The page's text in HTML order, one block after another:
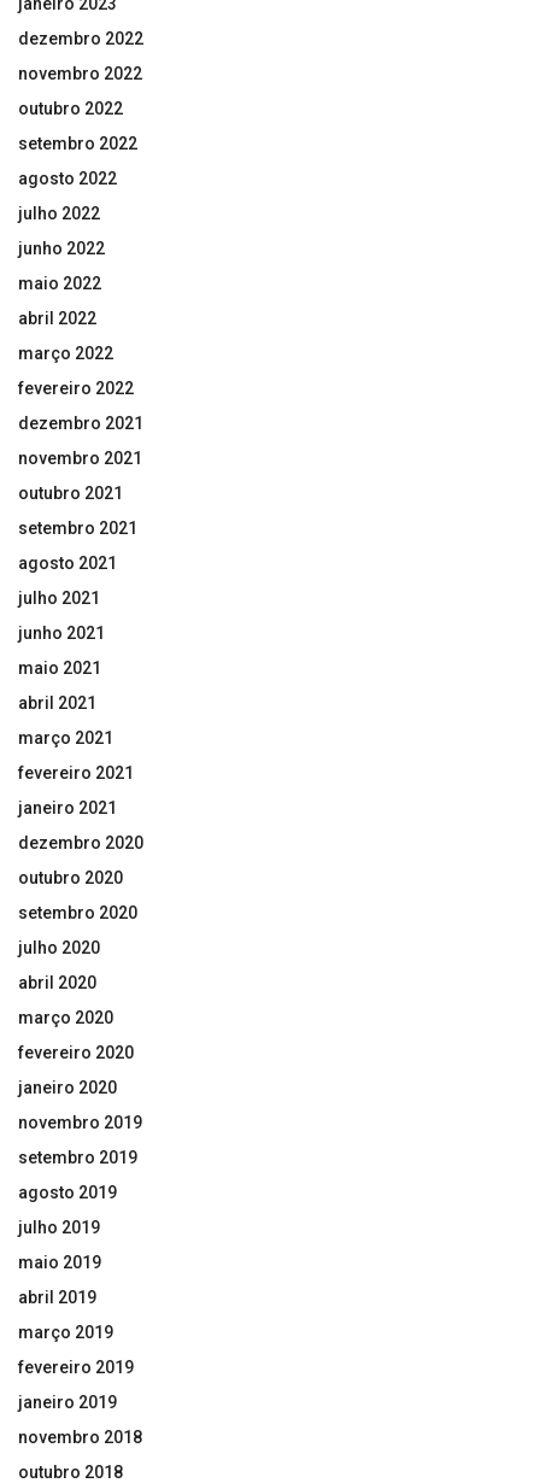
dezembro 2022
novembro 2022
outubro 2022
setembro 2022
agosto 2022
julho 2022
junho 2022
maio 2022
abril 2022
março 2022
fevereiro 2022
dezembro 2021
novembro 2021
outubro 2021
setembro 2021
agosto 2021
julho 2021
junho 2021
maio 2021
abril 2021
março 2021
fevereiro 2021
janeiro 2021
dezembro 2020
outubro 2020
setembro 2020
julho 2020
abril 2020
março 2020
fevereiro 2020
janeiro 2020
novembro 2019
setembro 2019
agosto 2019
julho 2019
maio 2019
abril 2019
março 2019
fevereiro 2019
janeiro 2019
novembro 2018
outubro 2018